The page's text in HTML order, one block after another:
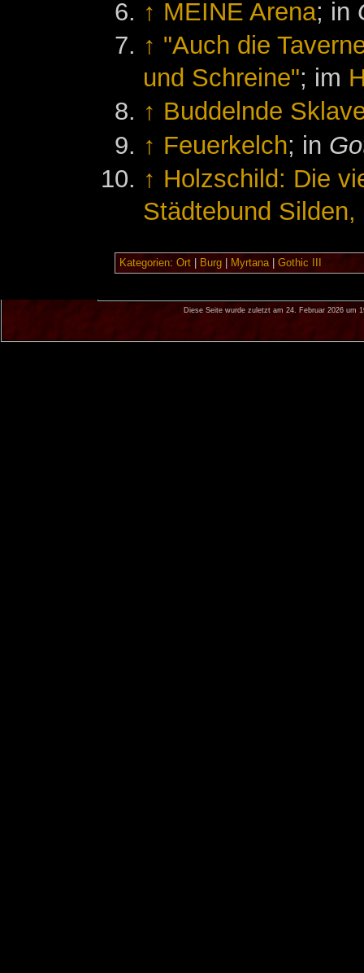
↑ MEINE Arena; in
↑ "Auch die
und Schreine"; im
↑ Buddelnde
↑ Feuerkelch; in
↑ Holzschild: Die
Städtebund
Kategorien: Ort| Burg| Myrtana| Gothic III
Diese Seite wurde zuletzt am 24. Februar 2026 um